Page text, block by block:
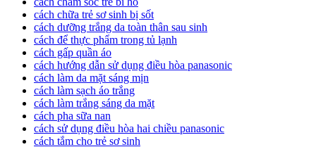
cách chữa trẻ sơ sinh bị sốt
cách dưỡng trắng da toàn thân sau sinh
cách để thực phẩm trong tủ lạnh
cách gấp quần áo
cách hướng dẫn sử dụng điều hòa panasonic
cách làm da mặt sáng mịn
cách làm sạch áo trắng
cách làm trắng sáng da mặt
cách pha sữa nan
cách sử dụng điều hòa hai chiều panasonic
cách tắm cho trẻ sơ sinh